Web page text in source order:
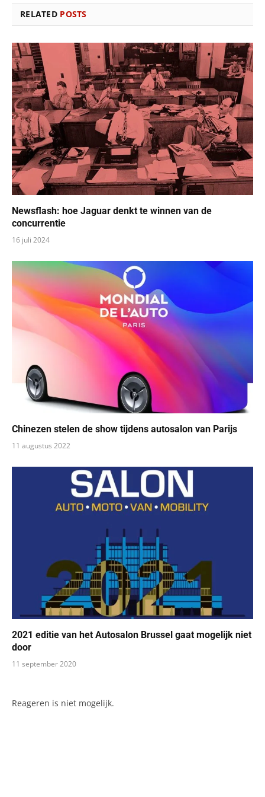
RELATED POSTS
Newsflash: hoe Jaguar denkt te winnen van de
concurrentie
16 juli 2024
Chinezen stelen de show tijdens autosalon van Parijs
11 augustus 2022
2021 editie van het Autosalon Brussel gaat mogelijk niet
door
11 september 2020
Reageren is niet mogelijk.